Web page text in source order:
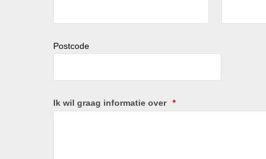
Postcode
Ik wil graag informatie over *